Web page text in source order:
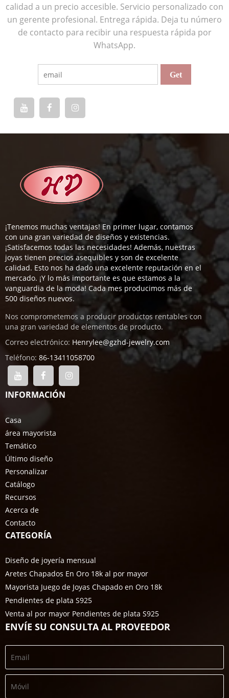
calidad a un precio accesible. Servicio personalizado con
un gerente profesional. Entrega rápida. Deja tu número
de contacto para recibir una respuesta rápida por
WhatsApp.
¡Tenemos muchas ventajas! En primer lugar, contamos
con una gran variedad de diseños y existencias.
¡Satisfacemos todas las necesidades! Además, nuestras
joyas tienen precios asequibles y son de excelente
calidad. Esto nos ha dado una excelente reputación en el
mercado. ¡Y lo más importante es que estamos a la
vanguardia de la moda! Cada mes producimos más de
500 diseños nuevos.
Nos comprometemos a producir productos rentables con
una gran variedad de elementos de producto.
Correo electrónico: Henrylee@gzhd-jewelry.com
Teléfono: 86-13411058700
INFORMACIÓN
Casa
área mayorista
Temático
Último diseño
Personalizar
Catálogo
Recursos
Acerca de
Contacto
CATEGORÍA
Diseño de joyería mensual
Aretes Chapados En Oro 18k al por mayor
Mayorista Juego de Joyas Chapado en Oro 18k
Pendientes de plata S925
Venta al por mayor Pendientes de plata S925
ENVÍE SU CONSULTA AL PROVEEDOR